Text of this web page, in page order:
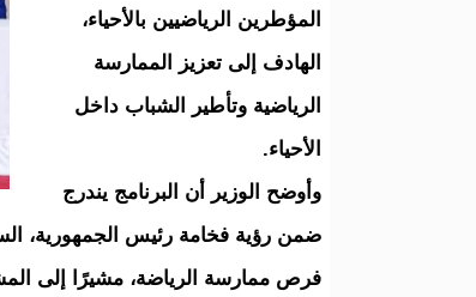
المؤطرين الرياضيين بالأحياء،
الهادف إلى تعزيز الممارسة
الرياضية وتأطير الشباب داخل
الأحياء.
وأوضح الوزير أن البرنامج يندرج
ضمن رؤية فخامة رئيس الجمهورية،
فرص ممارسة الرياضة، مشيرًا إلى